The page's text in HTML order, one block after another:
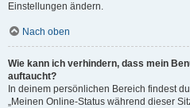
Einstellungen ändern.
Nach oben
Wie kann ich verhindern, dass mein
auftaucht?
In deinem persönlichen Bereich findest
„Meinen Online-Status während dieser